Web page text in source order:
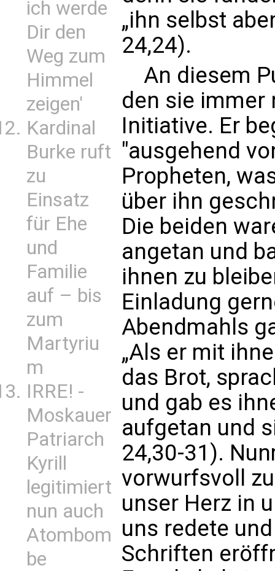
ich werde
Dir den
Weg zum
Himmel
zeigen'
Kardinal
Burke ruft
zu
Einsatz
für Ehe
und
Familie
auf – bis
zum
Martyriu
m
IRRE! -
Moskauer
Patriarch
Kyrill
legitimiert
nun auch
Atombom
be
„ihn selbst
24,24).
An diesem
den sie immer
Initiative. Er
"ausgehend
Propheten,
über ihn
Die beiden
angetan und
ihnen zu
Einladung
Abendmahls
„Als er mit
das Brot,
und gab es
aufgetan und
24,30-31).
vorwurfsvoll
unser Herz in
uns redete
Schriften